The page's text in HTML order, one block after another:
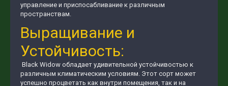
управление и приспосабливание к различным
пространствам.
Выращивание и
Устойчивость:
Black Widow обладает удивительной устойчивостью к
различным климатическим условиям. Этот сорт может
успешно процветать как внутри помещения, так и на